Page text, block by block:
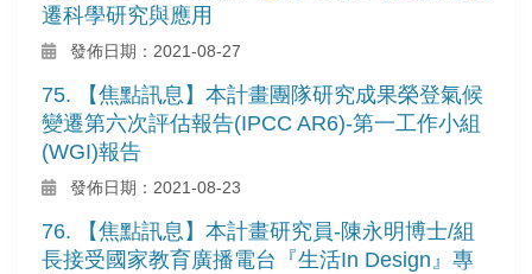
遷科學研究與應用
發佈日期：2021-08-27
75. 【焦點訊息】本計畫團隊研究成果榮登氣候
變遷第六次評估報告(IPCC AR6)-第一工作小組
(WGI)報告
發佈日期：2021-08-23
76. 【焦點訊息】本計畫研究員-陳永明博士/組
長接受國家教育廣播電台『生活In Design』專